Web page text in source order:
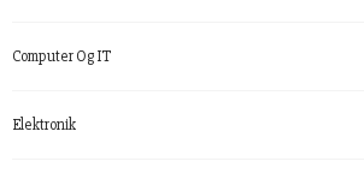
Computer Og IT
Elektronik